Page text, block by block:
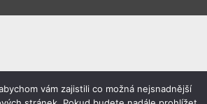
vám zajistili co možná nejsnadnější